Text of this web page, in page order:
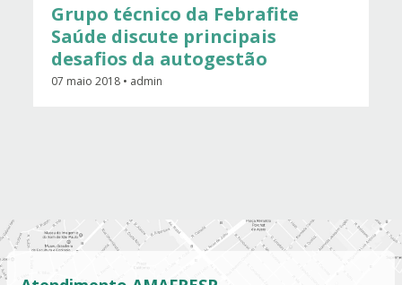
Grupo técnico da Febrafite
Saúde discute principais
desafios da autogestão
07 maio 2018 • admin